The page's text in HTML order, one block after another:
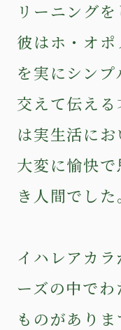
リーニングを
彼はホ・オ
を実にシン
交えて伝え
は実生活にお
大変に愉快
き人間でした
イハレアカ
ーズの中で
ものがありま